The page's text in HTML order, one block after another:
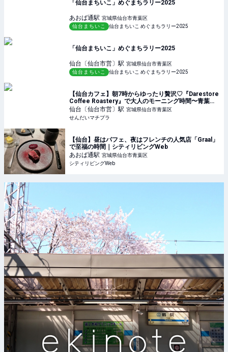
「仙台まちいこ」めぐまちラリー2025
あおば通駅 宮城県仙台市青葉区
仙台まちいこ
仙台まちいこ めぐまちラリー2025
「仙台まちいこ」めぐまちラリー2025
仙台〔仙台市営〕駅 宮城県仙台市青葉区
仙台まちいこ
仙台まちいこ めぐまちラリー2025
【仙台カフェ】朝7時からゆったり贅沢♡『Darestore
Coffee Roastery』で大人のモーニング時間〜青葉区
花京院〜 - せんだいマチプラ
仙台〔仙台市営〕駅 宮城県仙台市青葉区
せんだいマチプラ
【仙台】昼はパフェ、夜はフレンチの人気店「Graal」
で至福の時間｜シティリビングWeb
あおば通駅 宮城県仙台市青葉区
シティリビングWeb